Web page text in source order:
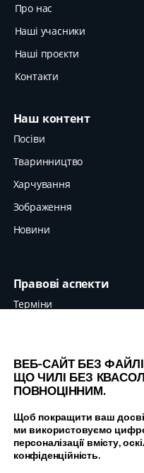
Про нас
Наші учасники
Наші проєкти
Контакти
Наш контент
Посіви
Тваринництво
Харчування
Зображення
Новини
Правові аспекти
Терміни
Legume Hub
Translated ,
Союзом
ВЕБ-САЙТ БЕЗ
ЩО ЧИЛІ БЕЗ
ПОВНОЦІННИМ.
Щоб покращити ваш
ми використовуємо
персоналізації вмісту,
конфіденційність.